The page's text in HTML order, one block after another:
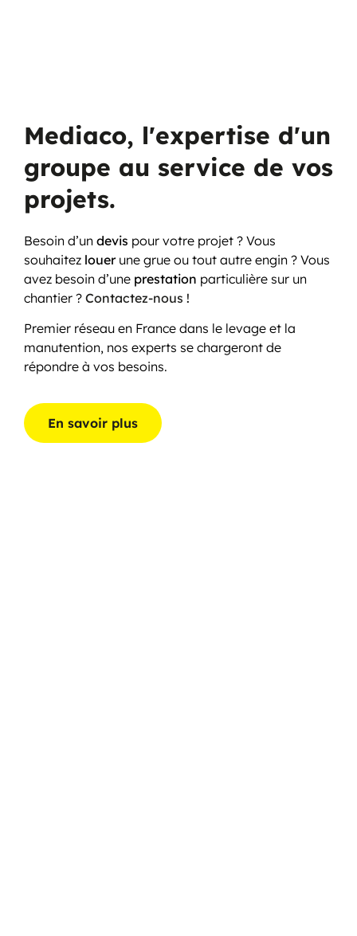
Mediaco, l'expertise d'un
groupe au service de vos
projets.
Besoin d’un devis pour votre projet ? Vous
souhaitez louerune grue ou tout autre engin ? Vous
avez besoin d’une prestation particulière sur un
chantier ? Contactez-nous !
Premier réseau en France dans le levage et la
manutention, nos experts se chargeront de
répondre à vos besoins.
En savoir plus